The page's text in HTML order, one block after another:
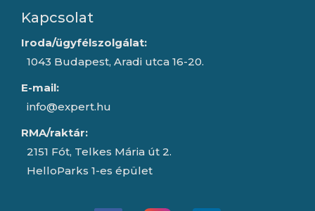
Kapcsolat
Iroda/ügyfélszolgálat:
1043 Budapest, Aradi utca 16-20.
E-mail:
info@expert.hu
RMA/raktár:
2151 Fót, Telkes Mária út 2.
HelloParks 1-es épület